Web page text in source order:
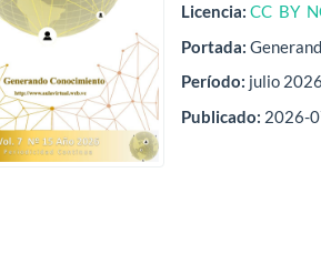
Licencia: CC BY
Portada:
Período: julio
Publicado: 2026-